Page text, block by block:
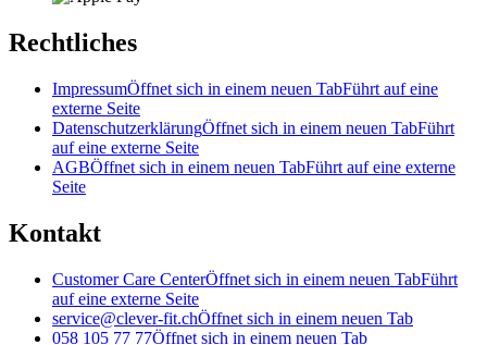
Rechtliches
ImpressumÖffnet sich in einem neuen TabFührt auf eine
externe Seite
DatenschutzerklärungÖffnet sich in einem neuen TabFührt
auf eine externe Seite
AGBÖffnet sich in einem neuen TabFührt auf eine externe
Seite
Kontakt
Customer Care CenterÖffnet sich in einem neuen TabFührt
auf eine externe Seite
service@clever-fit.chÖffnet sich in einem neuen Tab
058 105 77 77Öffnet sich in einem neuen Tab